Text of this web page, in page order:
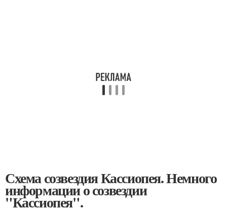
Схема созвездия Кассиопея. Немного
информации о созвездии
"Кассиопея".